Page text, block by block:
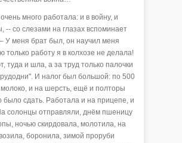
много работала: и в войну, и
-- со слезами на глазах вспоминает
У меня брат был, он научил меня
только работу я в колхозе не делала!
туда и шла, а за труд только палочки
И налог был большой: по 500
и на шерсть, ещё и полторы
было сдать. Работала и на прицепе, и
солонцы отправляли, днём пшеницу
ночью скирдовала, молотила, на
боронила, зимой проруби